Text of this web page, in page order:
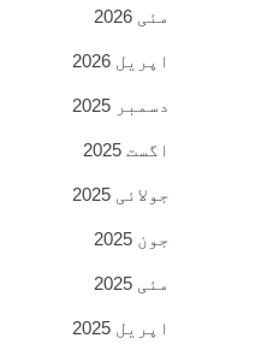
مئی 2026
اپریل 2026
دسمبر 2025
اگست 2025
جولائی 2025
جون 2025
مئی 2025
اپریل 2025